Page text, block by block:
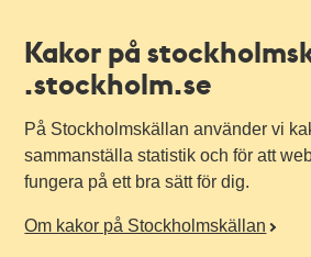
Kakor på
.stockholm.se
På Stockholmskällan använder vi
sammanställa statistik och för att
fungera på ett bra sätt för dig.
Om kakor på Stockholmskällan